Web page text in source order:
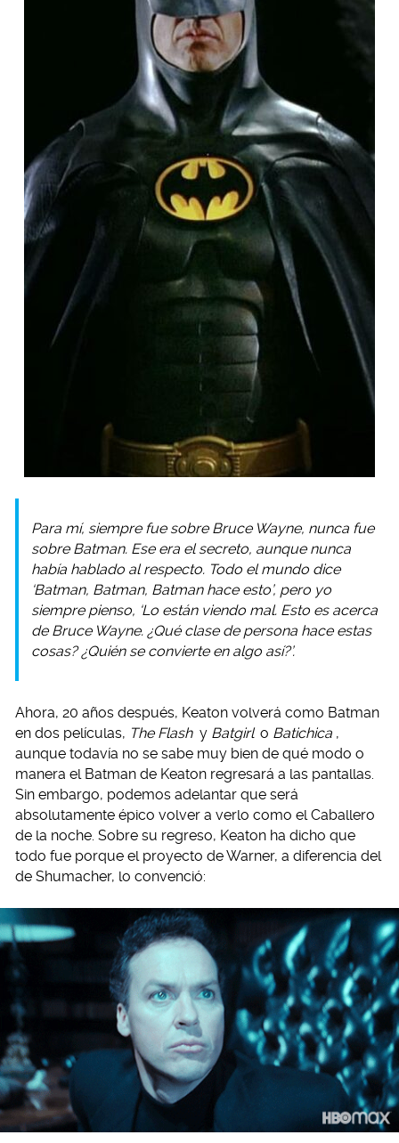
Para mí, siempre fue sobre Bruce Wayne, nunca fue
sobre Batman. Ese era el secreto, aunque nunca
había hablado al respecto. Todo el mundo dice
‘Batman, Batman, Batman hace esto’, pero yo
siempre pienso, ‘Lo están viendo mal. Esto es acerca
de Bruce Wayne. ¿Qué clase de persona hace estas
cosas? ¿Quién se convierte en algo así?’.
Ahora, 20 años después, Keaton volverá como Batman
en dos películas, The Flash y Batgirl o Batichica ,
aunque todavía no se sabe muy bien de qué modo o
manera el Batman de Keaton regresará a las pantallas.
Sin embargo, podemos adelantar que será
absolutamente épico volver a verlo como el Caballero
de la noche. Sobre su regreso, Keaton ha dicho que
todo fue porque el proyecto de Warner, a diferencia del
de Shumacher, lo convenció: